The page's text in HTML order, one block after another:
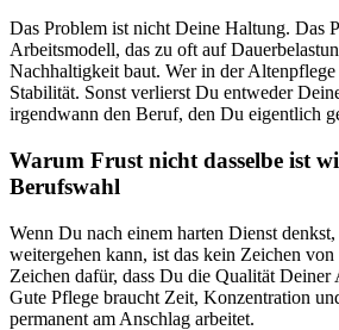
Das Problem ist nicht Deine Haltung. Das
Arbeitsmodell, das zu oft auf
Nachhaltigkeit baut. Wer in der Altenpflege
Stabilität. Sonst verlierst Du entweder
irgendwann den Beruf, den Du eigentlich
Warum Frust nicht dasselbe ist
Berufswahl
Wenn Du nach einem harten Dienst denkst,
weitergehen kann, ist das kein Zeichen
Zeichen dafür, dass Du die Qualität Deiner
Gute Pflege braucht Zeit, Konzentration
permanent am Anschlag arbeitet.